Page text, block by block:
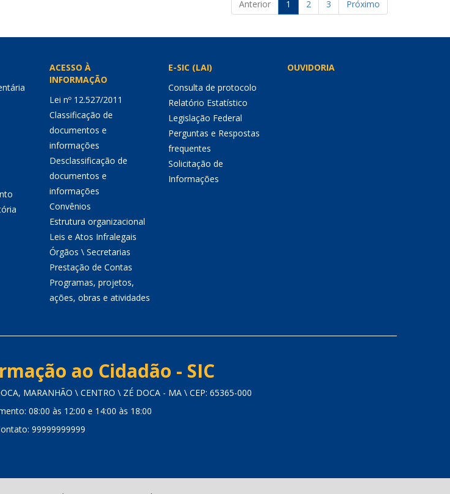
Anterior
1 2 3 Próximo
ACESSO À
INFORMAÇÃO
Lei nº 12.527/2011
Classificação de
documentos e
informações
Desclassificação de
documentos e
informações
Convênios
Estrutura organizacional
Leis e Atos Infralegais
Órgãos \ Secretarias
Prestação de Contas
Programas, projetos,
ações, obras e atividades
E-SIC (LAI)
Consulta de protocolo
Relatório Estatístico
Legislação Federal
Perguntas e Respostas
frequentes
Solicitação de
Informações
OUVIDORIA
ao Cidadão - SIC
MARANHÃO \ CENTRO \ ZÉ DOCA - MA \ CEP: 65365-000
08:00 às 12:00 e 14:00 às 18:00
99999999999